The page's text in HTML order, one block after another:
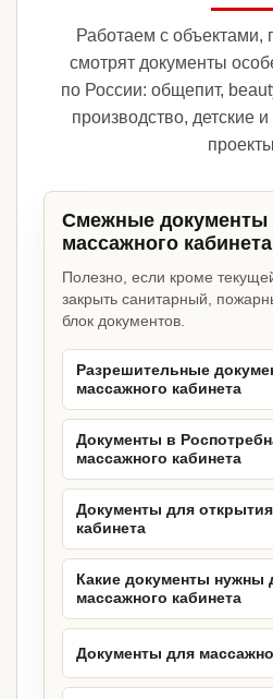
Работаем с объектами,
смотрят документы
по России: общепит,
производство, детские
Смежные документы
массажного кабинета
Полезно, если кроме
закрыть санитарный,
блок документов.
Разрешительные
массажного кабинета
Документы в
массажного кабинета
Документы для
кабинета
Какие документы нужны
массажного кабинета
Документы для